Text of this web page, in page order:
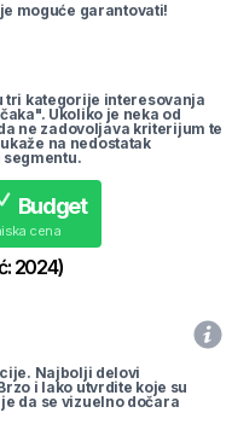
moguće garantovati!
tri kategorije interesovanja
Ukoliko je neka od
ne zadovoljava kriterijum te
na nedostatak
Budget
cena
2024)
Najbolji delovi
i lako utvrdite koje su
da se vizuelno dočara